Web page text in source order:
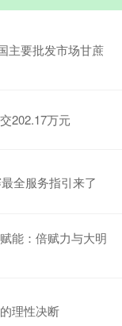
主要批发市场甘蔗
202.17万元
全服务指引来了
能：倍赋力与大明
理性决断